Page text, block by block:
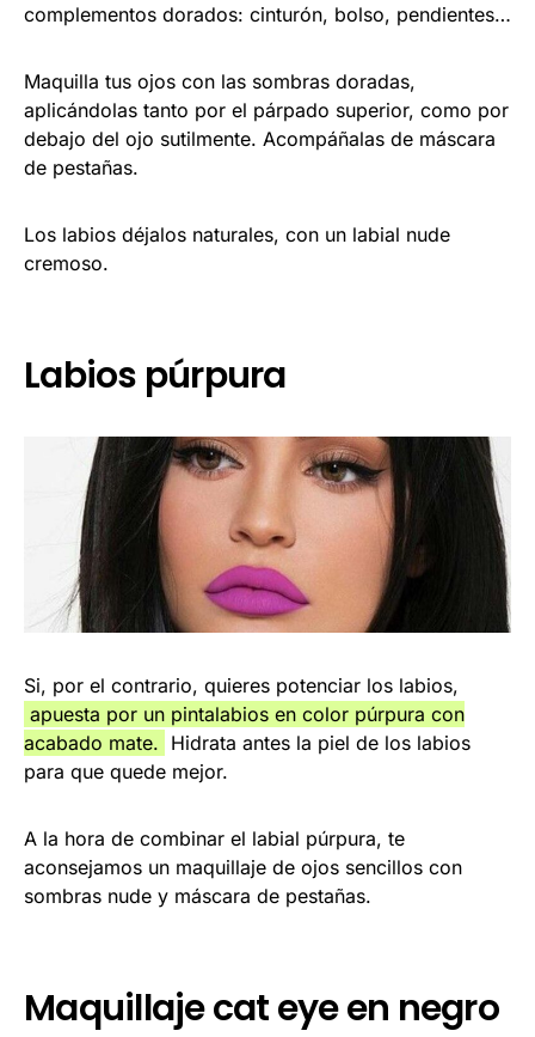
complementos dorados: cinturón, bolso, pendientes…
Maquilla tus ojos con las sombras doradas,
aplicándolas tanto por el párpado superior, como por
debajo del ojo sutilmente. Acompáñalas de máscara
de pestañas.
Los labios déjalos naturales, con un labial nude
cremoso.
Labios púrpura
Si, por el contrario, quieres potenciar los labios,
apuesta por un pintalabios en color púrpura con
acabado mate. Hidrata antes la piel de los labios
para que quede mejor.
A la hora de combinar el labial púrpura, te
aconsejamos un maquillaje de ojos sencillos con
sombras nude y máscara de pestañas.
Maquillaje cat eye en negro